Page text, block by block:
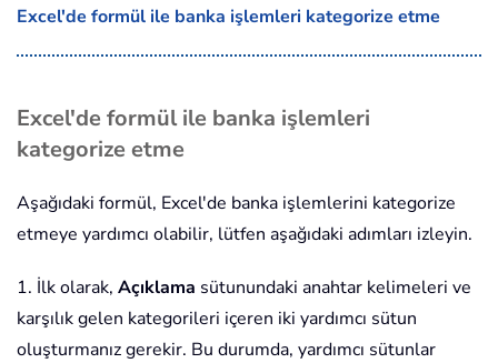
Excel'de formül ile banka işlemleri kategorize etme
Excel'de formül ile banka işlemleri
kategorize etme
Aşağıdaki formül, Excel'de banka işlemlerini kategorize
etmeye yardımcı olabilir, lütfen aşağıdaki adımları izleyin.
1. İlk olarak, Açıklama sütunundaki anahtar kelimeleri ve
karşılık gelen kategorileri içeren iki yardımcı sütun
oluşturmanız gerekir. Bu durumda, yardımcı sütunlar